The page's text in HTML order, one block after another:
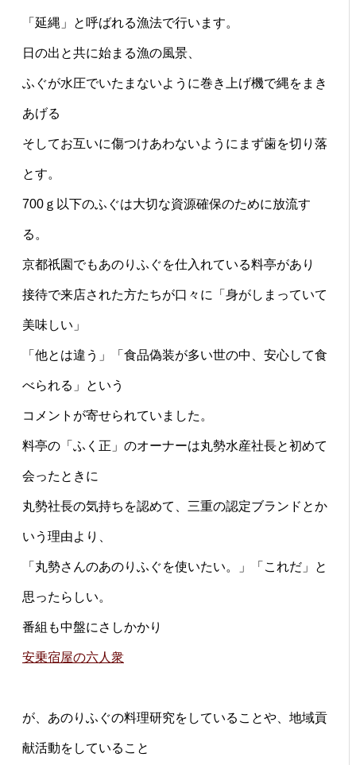
「延縄」と呼ばれる漁法で行います。
日の出と共に始まる漁の風景、
ふぐが水圧でいたまないように巻き上げ機で縄をまき
あげる
そしてお互いに傷つけあわないようにまず歯を切り落
とす。
700ｇ以下のふぐは大切な資源確保のために放流す
る。
京都祇園でもあのりふぐを仕入れている料亭があり
接待で来店された方たちが口々に「身がしまっていて
美味しい」
「他とは違う」「食品偽装が多い世の中、安心して食
べられる」という
コメントが寄せられていました。
料亭の「ふく正」のオーナーは丸勢水産社長と初めて
会ったときに
丸勢社長の気持ちを認めて、三重の認定ブランドとか
いう理由より、
「丸勢さんのあのりふぐを使いたい。」「これだ」と
思ったらしい。
番組も中盤にさしかかり
安乗宿屋の六人衆
が、あのりふぐの料理研究をしていることや、地域貢
献活動をしていること